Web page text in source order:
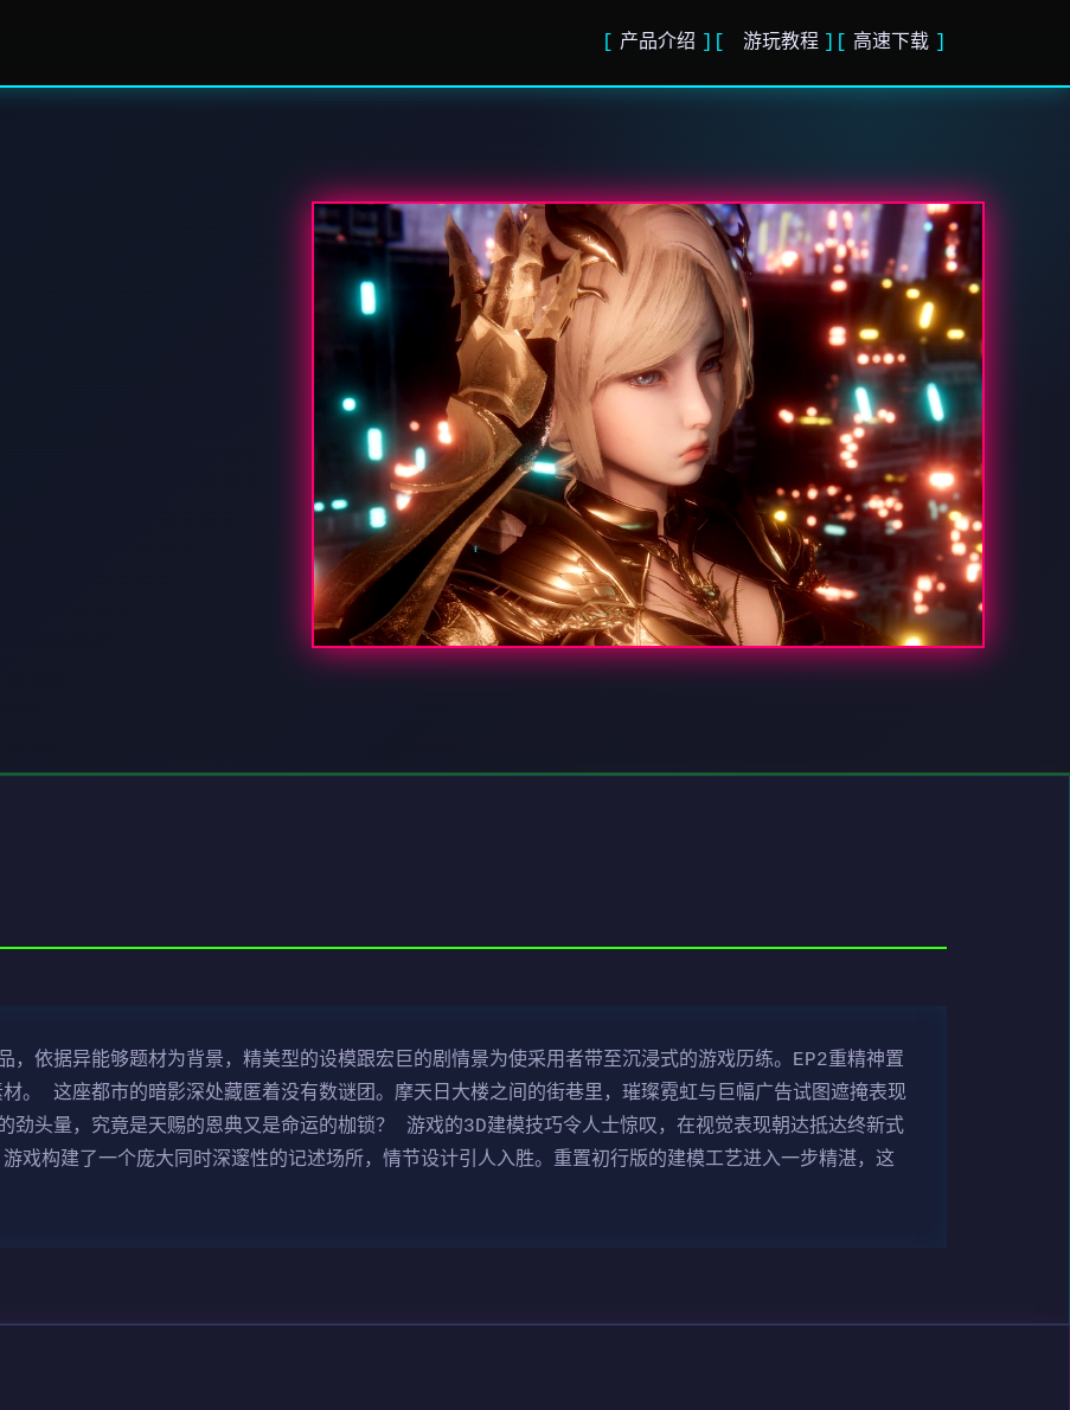
产品介绍 游玩教程 高速下载
依据异能够题材为背景，精美型的设模跟宏巨的剧情景为使采用者带至沉浸式的游戏历练。EP2重精神置
。 这座都市的暗影深处藏匿着没有数谜团。摩天日大楼之间的街巷里，璀璨霓虹与巨幅广告试图遮掩表现
劲头量，究竟是天赐的恩典又是命运的枷锁？ 游戏的3D建模技巧令人士惊叹，在视觉表现朝达抵达终新式
戏构建了一个庞大同时深邃性的记述场所，情节设计引人入胜。重置初行版的建模工艺进入一步精湛，这